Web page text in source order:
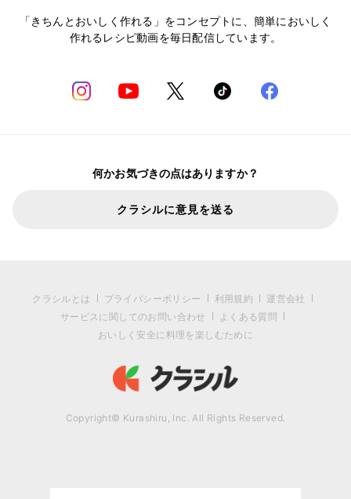
「きちんとおいしく作れる」をコンセプトに、簡単においしく
作れるレシピ動画を毎日配信しています。
何かお気づきの点はありますか？
クラシルに意見を送る
クラシルとは プライバシーポリシー 利用規約
運営会社
サービスに関してのお問い合わせ
よくある質問
おいしく安全に料理を楽しむために
Copyright© Kurashiru, Inc. All Rights Reserved.